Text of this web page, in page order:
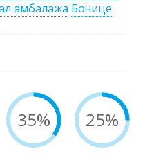
амбалажа Бочице
35% 25%